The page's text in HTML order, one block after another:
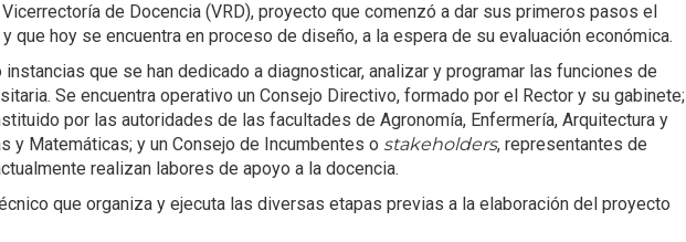
de Docencia (VRD), proyecto que comenzó a dar sus primeros pasos el
que hoy se encuentra en proceso de diseño, a la espera de su evaluación económica.
instancias que se han dedicado a diagnosticar, analizar y programar las funciones de
Se encuentra operativo un Consejo Directivo, formado por el Rector y su gabinete;
por las autoridades de las facultades de Agronomía, Enfermería, Arquitectura y
y Matemáticas; y un Consejo de Incumbentes o stakeholders, representantes de
realizan labores de apoyo a la docencia.
que organiza y ejecuta las diversas etapas previas a la elaboración del proyecto